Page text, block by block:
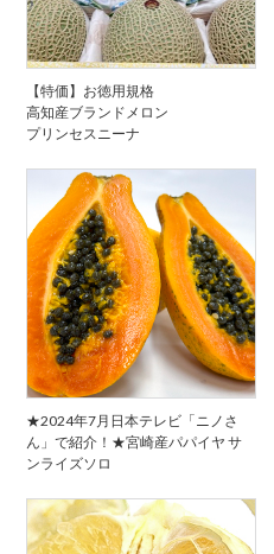
【特価】お徳用規格
高知産ブランドメロン
プリンセスニーナ
★2024年7月日本テレビ「ニノさ
ん」で紹介！★宮崎産パパイヤ サ
ンライズソロ